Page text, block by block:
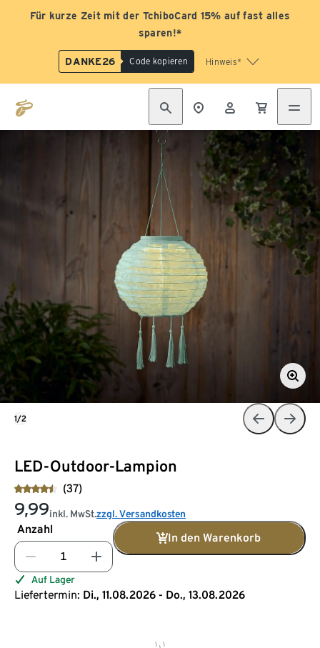
Für kurze Zeit mit der TchiboCard 15% auf fast alles
sparen!*
DANKE26 Code kopieren Hinweis*
LED-Outdoor-Lampion
(37)
9,99inkl. MwSt.zzgl. Versandkosten
Anzahl
In den Warenkorb
Auf Lager
Liefertermin: Di., 11.08.2026 - Do., 13.08.2026
1/2